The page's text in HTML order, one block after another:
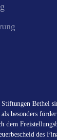
Bethel
besonders
dem
des